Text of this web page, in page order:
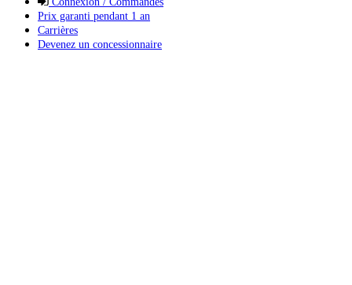
Prix garanti pendant 1 an
Carrières
Devenez un concessionnaire